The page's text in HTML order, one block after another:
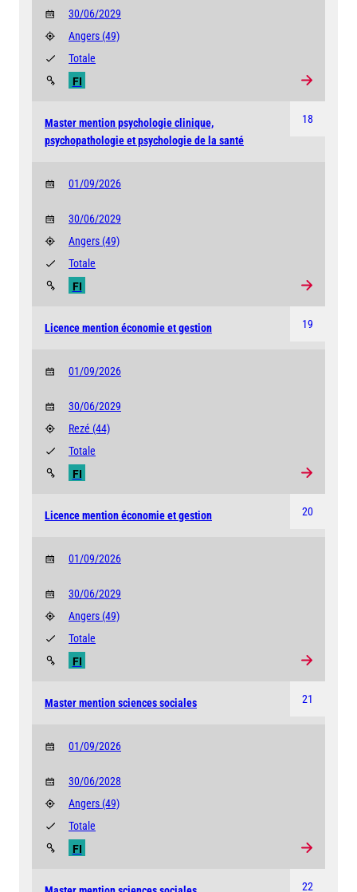
30/06/2029
Angers (49)
FI
Totale
18
Master mention psychologie clinique,
psychopathologie et psychologie de la santé
01/09/2026
30/06/2029
Angers (49)
FI
Totale
19
Licence mention économie et gestion
01/09/2026
30/06/2029
Rezé (44)
FI
Totale
20
Licence mention économie et gestion
01/09/2026
30/06/2029
Angers (49)
FI
Totale
21
Master mention sciences sociales
01/09/2026
30/06/2028
Angers (49)
FI
Totale
22